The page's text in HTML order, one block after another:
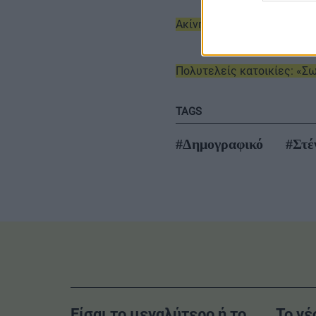
Ακίνητα: Το 94% βλέπει
Πολυτελείς κατοικίες:
TAGS
#Δημογραφικό